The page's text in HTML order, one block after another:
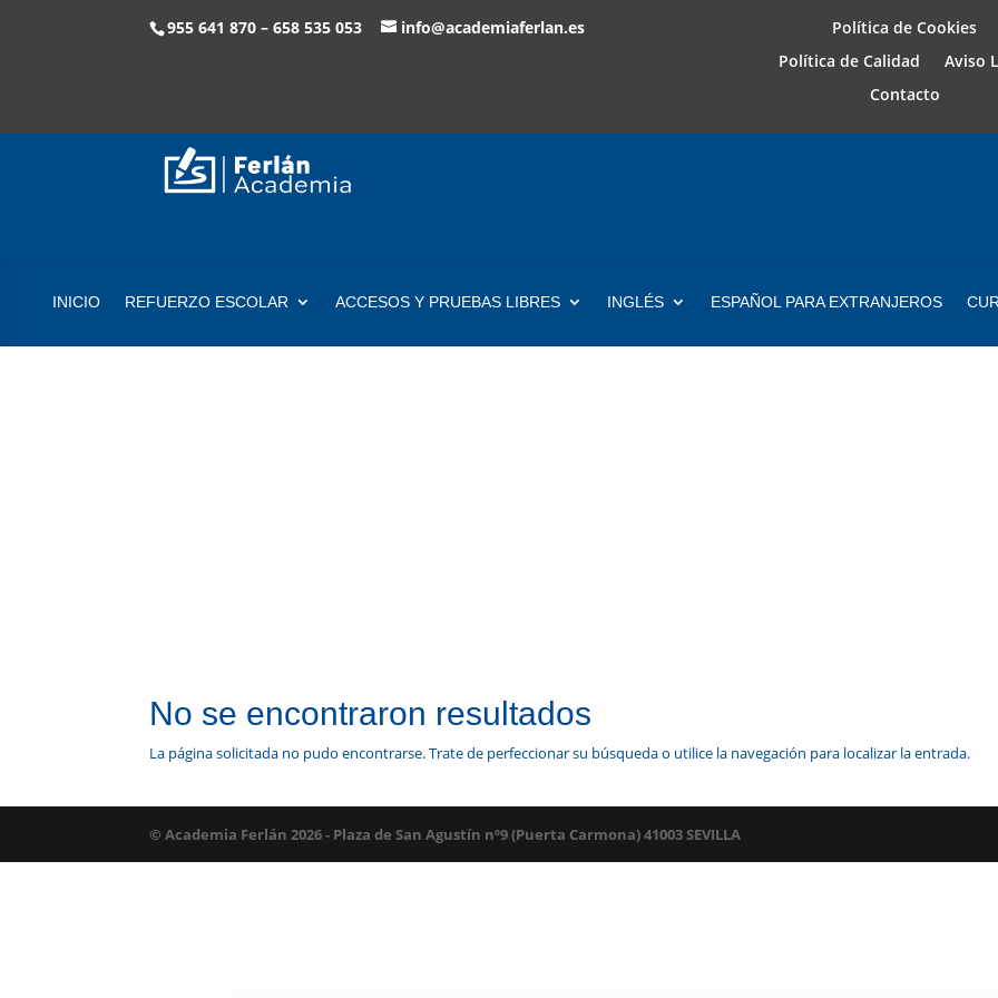
955 641 870 – 658 535 053 info@academiaferlan.es
Política de Cookies
Política de Calidad
Aviso
Contacto
INICIO REFUERZO ESCOLAR ACCESOS Y PRUEBAS LIBRES INGLÉS ESPAÑOL PARA EXTRANJEROS
No se encontraron resultados
La página solicitada no pudo encontrarse. Trate de perfeccionar su búsqueda o utilice la navegación para localizar la entrada.
© Academia Ferlán 2026 - Plaza de San Agustín nº9 (Puerta Carmona) 41003 SEVILLA